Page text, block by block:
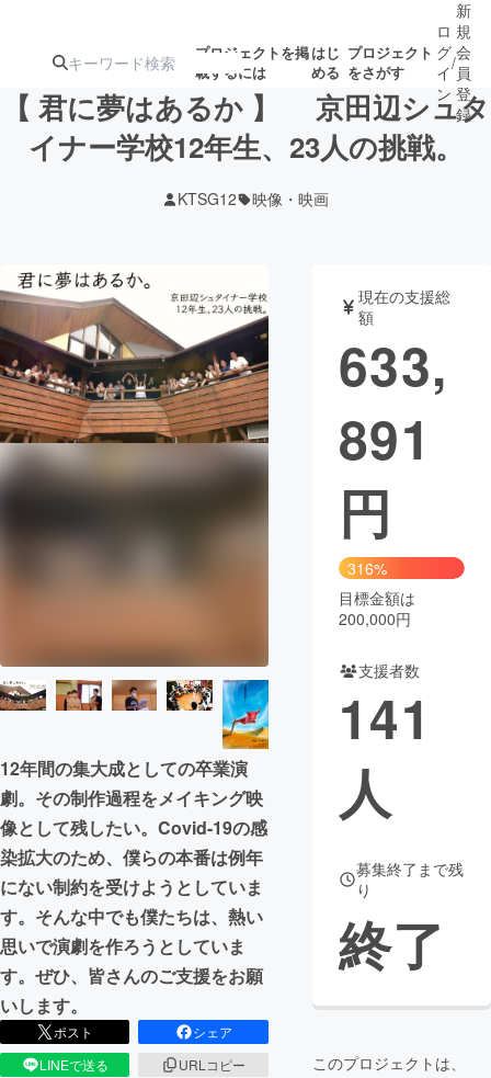
プロジェクトを掲
載するには
はじ
める
プロジェクト
をさがす
注目の新着プロ
ジェクト
募集終了が近いプ
ロジェクト
アート・写真 音楽
テクノロジー・ガジェット ゲーム・サ
映像・映画
ビジネス・起業
CAMPFIRE Creation
コミュニティ
ロ
グ
イ
ン
/
新
規
会
員
登
録
【 君に夢はあるか 】 京田辺シュタ
イナー学校12年生、23人の挑戦。
KTSG12 映像・映画
12年間の集大成としての卒業演
劇。その制作過程をメイキング映
像として残したい。Covid-19の感
染拡大のため、僕らの本番は例年
にない制約を受けようとしていま
す。そんな中でも僕たちは、熱い
思いで演劇を作ろうとしていま
す。ぜひ、皆さんのご支援をお願
いします。
ポスト
シェア
LINEで送る
URLコピー
現在の支援総
額
633,
891
円
316%
目標金額は
200,000円
支援者数
141
人
募集終了まで残
り
終了
このプロジェクトは、